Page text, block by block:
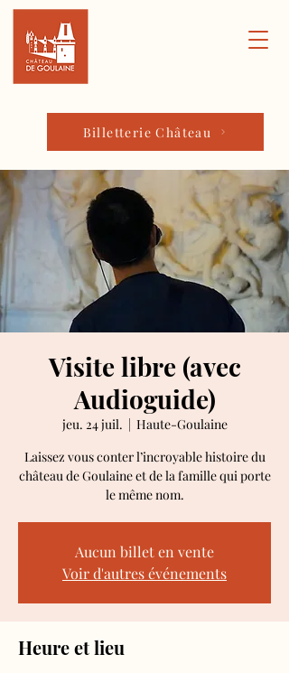
Billetterie Château
Visite libre (avec
Audioguide)
jeu. 24 juil.
  |
Haute-Goulaine
Laissez vous conter l’incroyable histoire du
château de Goulaine et de la famille qui porte
le même nom.
Aucun billet en vente
Voir d'autres événements
Heure et lieu